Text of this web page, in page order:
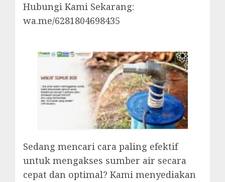
Hubungi Kami Sekarang:
wa.me/6281804698435
Sedang mencari cara paling efektif
untuk mengakses sumber air secara
cepat dan optimal? Kami menyediakan